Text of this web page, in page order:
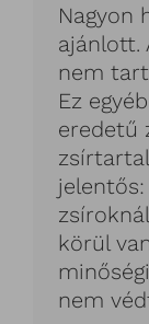
Nagyon
ajánlott.
nem
Ez
eredetű
körül
nem